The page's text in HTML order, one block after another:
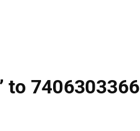
to 7406303366